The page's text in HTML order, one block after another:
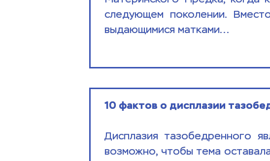
следующем поколении.
выдающимися матками...
10 фактов о дисплазии
Дисплазия тазобедренного
возможно, чтобы тема